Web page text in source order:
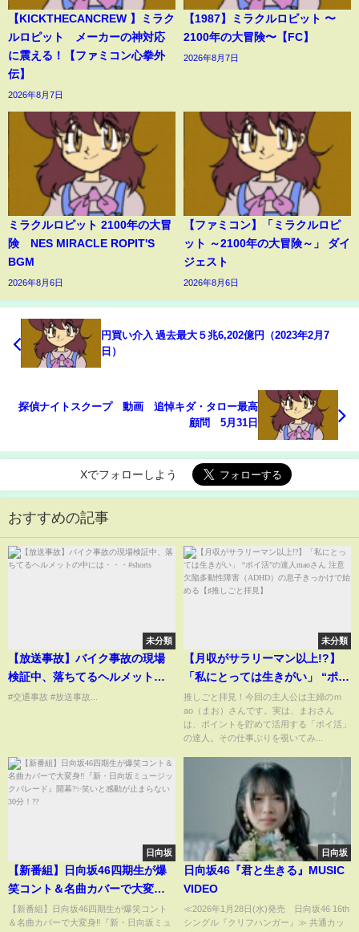
【KICKTHECANCREW 】ミラク
ルロピット メーカーの神対応
に震える！【ファミコン心拳外
伝】
2026年8月7日
【1987】ミラクルロピット 〜
2100年の大冒険〜【FC】
2026年8月7日
ミラクルロピット 2100年の大冒
険 NES MIRACLE ROPIT'S
BGM
2026年8月6日
【ファミコン】「ミラクルロピ
ット ～2100年の大冒険～」 ダイ
ジェスト
2026年8月6日
円買い介入 過去最大５兆6,202億円（2023年2月7
日）
探偵ナイトスクープ 動画 追悼キダ・タロー最高
顧問 5月31日
Xでフォローしよう
おすすめの記事
未分類
【放送事故】バイク事故の現場
検証中、落ちてるヘルメットの
中には・・・#shorts
#交通事故 #放送事故...
未分類
【月収がサラリーマン以上!?】
「私にとっては生きがい」 “ポイ
活”の達人maoさん 注意欠陥多動
性障害（ADHD）の息子きっかけ
で始める【♯推しごと拝見】
推しごと拝見！今回の主人公は主婦のｍ
ao（まお）さんです。実は、まおさん
は、ポイントを貯めて活用する「ポイ活」
の達人。その仕事ぶりを覗いてみ...
日向坂
【新番組】日向坂46四期生が爆
笑コント＆名曲カバーで大変身‼️
『新・日向坂ミュージックパレ
ード』開幕?✨笑いと感動が止ま
【新番組】日向坂46四期生が爆笑コント
＆名曲カバーで大変身‼️『新・日向坂ミュ
日向坂
日向坂46『君と生きる』MUSIC
VIDEO
≪2026年1月28日(水)発売 日向坂46 16th
シングル『クリフハンガー』≫ 共通カッ